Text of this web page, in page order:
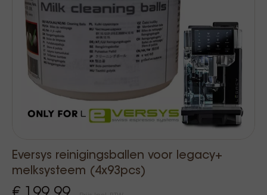
Eversys reinigingsballen voor legacy+
melksysteem (4x93pcs)